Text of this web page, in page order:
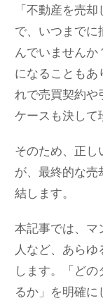
「不動産を売
で、いつまで
んでいません
になることもあ
れで売買契約や
ケースも決して
そのため、正し
が、最終的な売
結します。
本記事では、マ
人など、あら
します。「ど
るか」を明確